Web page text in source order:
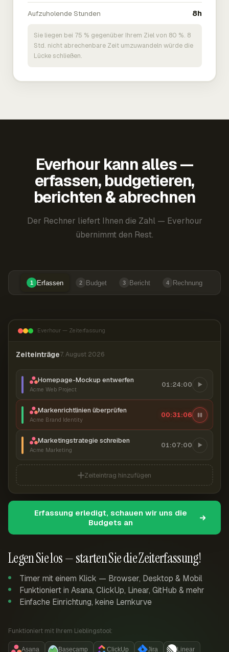
Aufzuholende Stunden 8h
Sie liegen bei 75 % gegenüber Ihrem Ziel von 80 %. 8
Std. nicht abrechenbare Zeit umzuwandeln würde die
Lücke schließen.
Everhour kann alles —
erfassen, budgetieren,
berichten & abrechnen
Der Rechner liefert Ihnen die Zahl — Everhour
übernimmt den Rest.
1 Erfassen 2 Budget 3 Bericht 4 Rechnung
Legen Sie los — starten Sie die Zeiterfassung!
Timer mit einem Klick — Browser, Desktop & Mobil
Funktioniert in Asana, ClickUp, Linear, GitHub & mehr
Einfache Einrichtung, keine Lernkurve
Funktioniert mit Ihrem Lieblingstool:
Asana Basecamp ClickUp Jira Linear
Everhour — Zeiterfassung
Zeiteinträge7. August 2026
Homepage-Mockup entwerfen
Acme Web Project
01:24:00
Markenrichtlinien überprüfen
Acme Brand Identity
00:31:06
Marketingstrategie schreiben
Acme Marketing
01:07:00
Zeiteintrag hinzufügen
Erfassung erledigt, schauen wir uns die
Budgets an